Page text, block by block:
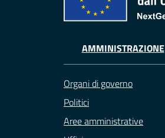
AMMINISTRAZIONE
Organi di governo
Politici
Aree amministrative